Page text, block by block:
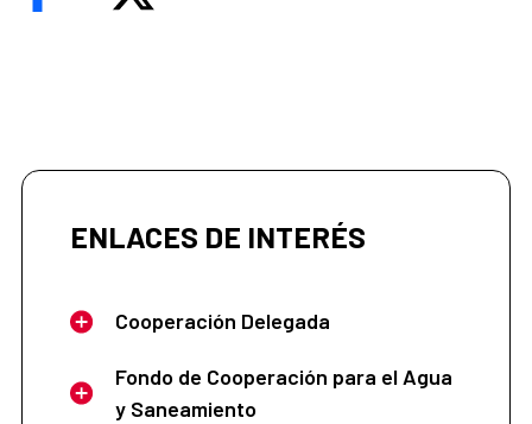
ENLACES DE INTERÉS
Cooperación Delegada
Fondo de Cooperación para el Agua
y Saneamiento